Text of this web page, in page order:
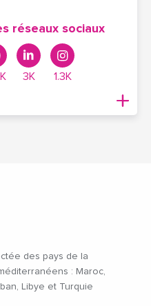
réseaux sociaux
3K 1.3K
des pays de la
: Maroc,
Libye et Turquie